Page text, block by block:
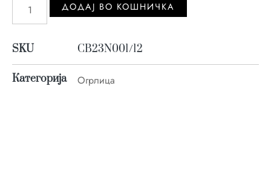
ДОДАJ ВО КОШНИЧКА
SKU CB23N001/12
Категорија Огрлица